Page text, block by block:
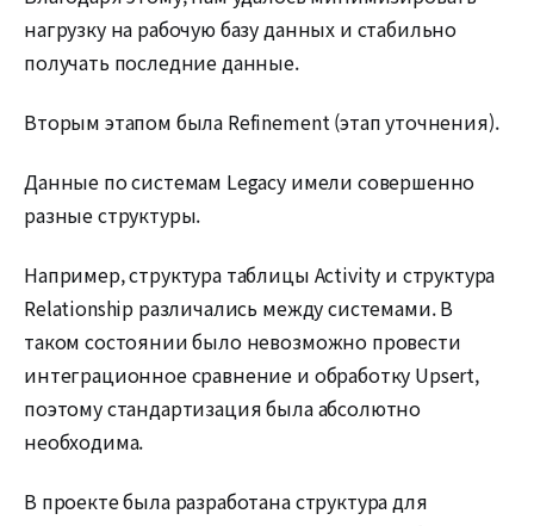
нагрузку на рабочую базу данных и стабильно
получать последние данные.
Вторым этапом была Refinement (этап уточнения).
Данные по системам Legacy имели совершенно
разные структуры.
Например, структура таблицы Activity и структура
Relationship различались между системами. В
таком состоянии было невозможно провести
интеграционное сравнение и обработку Upsert,
поэтому стандартизация была абсолютно
необходима.
В проекте была разработана структура для